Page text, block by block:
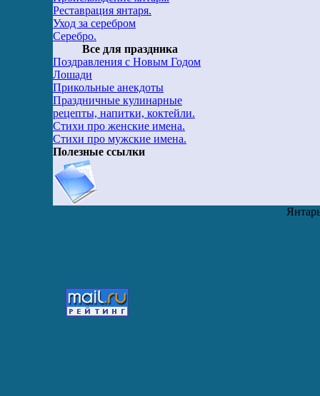
Реставрация янтаря.
Уход за серебром
Серебро.
Все для праздника
Поздравления с Новым Годом
Лошади
Прикольные анекдоты
Праздничные кулинарные
рецепты, напитки, коктейли.
Стихи про женские имена.
Стихи про мужские имена.
Полезные ссылки